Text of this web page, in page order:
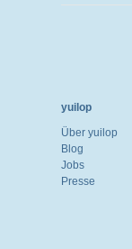
yuilop
Über yuilop
Blog
Jobs
Presse